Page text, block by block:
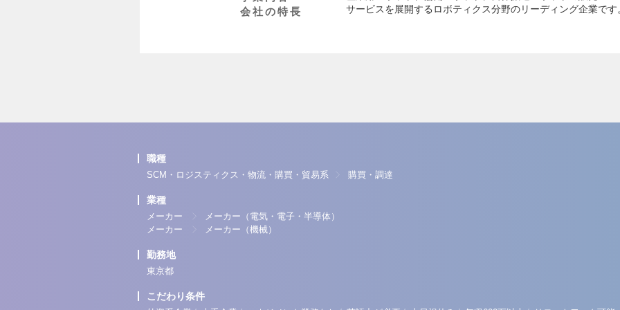
会社の特長
サービスを展開するロボティクス分野のリーディング企業です
職種
SCM・ロジスティクス・物流・購買・貿易系 購買・調達
業種
メーカー
メーカー（電気・電子・半導体）
メーカー
メーカー（機械）
勤務地
東京都
こだわり条件